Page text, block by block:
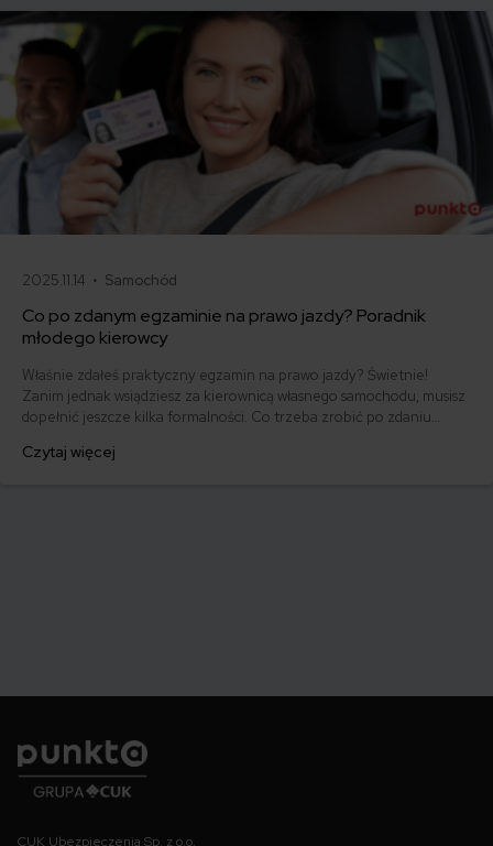
2025.11.14 • Samochód
Co po zdanym egzaminie na prawo jazdy? Poradnik
młodego kierowcy
Właśnie zdałeś praktyczny egzamin na prawo jazdy? Świetnie!
Zanim jednak wsiądziesz za kierownicą własnego samochodu, musisz
dopełnić jeszcze kilka formalności. Co trzeba zrobić po zdaniu
którym szybko załatwisz sprawy urzędowe i będziesz mógł prowadzić
Czytaj więcej
CUK Ubezpieczenia Sp. z o.o.